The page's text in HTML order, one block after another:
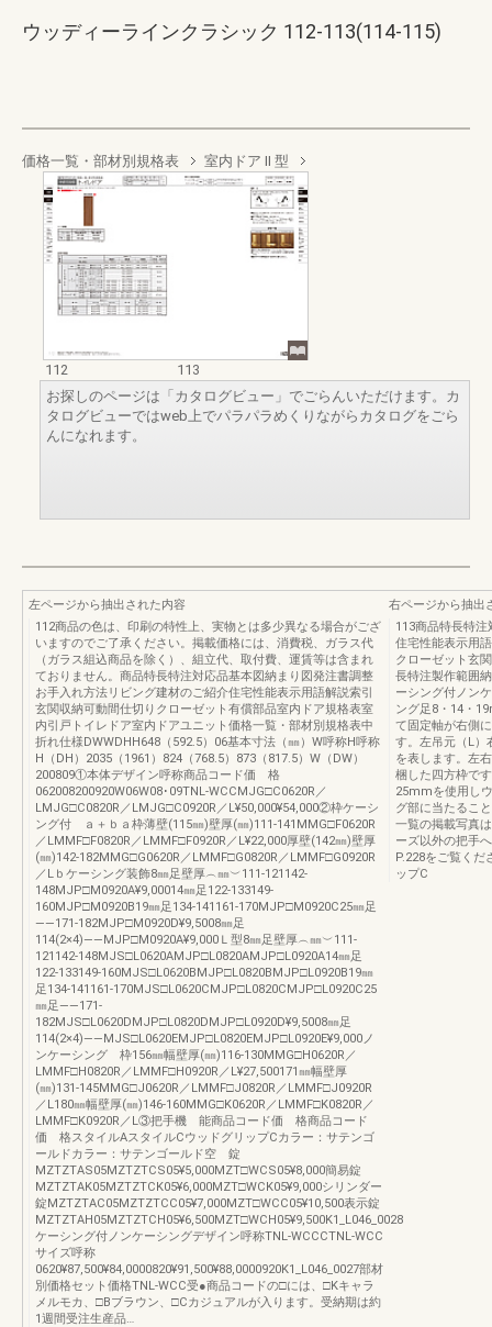
ウッディーラインクラシック 112-113(114-115)
価格一覧・部材別規格表 室内ドア II 型
112
113
お探しのページは「カタログビュー」でごらんいただけます。カ
タログビューではweb上でパラパラめくりながらカタログをごら
んになれます。
左ページから抽出された内容
112商品の色は、印刷の特性上、実物とは多少異なる場合がござ
いますのでご了承ください。掲載価格には、消費税、ガラス代
（ガラス組込商品を除く）、組立代、取付費、運賃等は含まれ
ておりません。商品特長特注対応品基本図納まり図発注書調整
お手入れ方法リビング建材のご紹介住宅性能表示用語解説索引
玄関収納可動間仕切りクローゼット有償部品室内ドア規格表室
内引戸トイレドア室内ドアユニット価格一覧・部材別規格表中
折れ仕様DWWDHH648（592.5）06基本寸法（㎜）W呼称H呼称
H（DH）2035（1961）824（768.5）873（817.5）W（DW）
200809①本体デザイン呼称商品コード価 格
062008200920W06W08･09TNL-WCCMJG□C0620R／
LMJG□C0820R／LMJG□C0920R／L¥50,000¥54,000②枠ケーシ
ング付 ａ＋ｂａ枠薄壁(115㎜)壁厚(㎜)111-141MMG□F0620R
／LMMF□F0820R／LMMF□F0920R／L¥22,000厚壁(142㎜)壁厚
(㎜)142-182MMG□G0620R／LMMF□G0820R／LMMF□G0920R
／Lｂケーシング装飾8㎜足壁厚︵㎜︶111-121142-
148MJP□M0920A¥9,00014㎜足122-133149-
160MJP□M0920B19㎜足134-141161-170MJP□M0920C25㎜足
――171-182MJP□M0920D¥9,5008㎜足
114(2×4)――MJP□M0920A¥9,000Ｌ型8㎜足壁厚︵㎜︶111-
121142-148MJS□L0620AMJP□L0820AMJP□L0920A14㎜足
122-133149-160MJS□L0620BMJP□L0820BMJP□L0920B19㎜
足134-141161-170MJS□L0620CMJP□L0820CMJP□L0920C25
㎜足――171-
182MJS□L0620DMJP□L0820DMJP□L0920D¥9,5008㎜足
114(2×4)――MJS□L0620EMJP□L0820EMJP□L0920E¥9,000ノ
ンケーシング 枠156㎜幅壁厚(㎜)116-130MMG□H0620R／
LMMF□H0820R／LMMF□H0920R／L¥27,500171㎜幅壁厚
(㎜)131-145MMG□J0620R／LMMF□J0820R／LMMF□J0920R
／L180㎜幅壁厚(㎜)146-160MMG□K0620R／LMMF□K0820R／
LMMF□K0920R／L③把手機 能商品コード価 格商品コード
価 格スタイルAスタイルCウッドグリップCカラー：サテンゴ
ールドカラー：サテンゴールド空 錠
MZTZTAS05MZTZTCS05¥5,000MZT□WCS05¥8,000簡易錠
MZTZTAK05MZTZTCK05¥6,000MZT□WCK05¥9,000シリンダー
錠MZTZTAC05MZTZTCC05¥7,000MZT□WCC05¥10,500表示錠
MZTZTAH05MZTZTCH05¥6,500MZT□WCH05¥9,500K1_L046_0028
ケーシング付ノンケーシングデザイン呼称TNL-WCCCTNL-WCC
サイズ呼称
0620¥87,500¥84,0000820¥91,500¥88,0000920K1_L046_0027部材
別価格セット価格TNL-WCC受●商品コードの□には、□Kキャラ
メルモカ、□Bブラウン、□Cカジュアルが入ります。受納期は約
1週間受注生産品…
右ページから抽出
113商品特長特
住宅性能表示用
クローゼット玄
長特注製作範囲
ーシング付ノン
ング足8・14・
て固定軸が右側
す。左吊元（L）
を表します。左
梱した四方枠で
25mmを使用し
グ部に当たるこ
一覧の掲載写真
ーズ以外の把手
P.228をご覧くだ
ップC